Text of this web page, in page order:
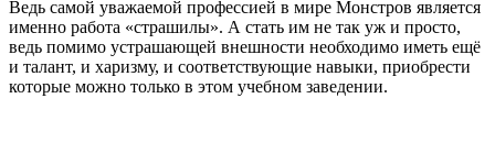
Ведь самой уважаемой профессией в мире Монстров является
именно работа «страшилы». А стать им не так уж и просто,
ведь помимо устрашающей внешности необходимо иметь ещё
и талант, и харизму, и соответствующие навыки, приобрести
которые можно только в этом учебном заведении.